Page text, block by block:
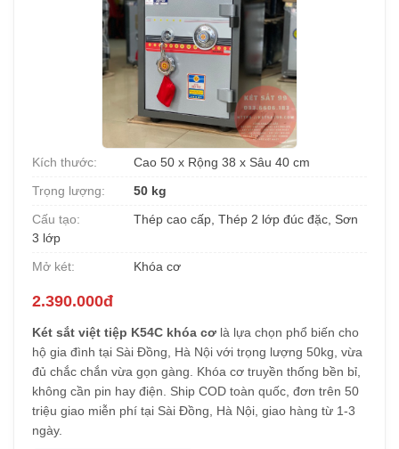
Kích thước:
Cao 50 x Rộng 38 x Sâu 40 cm
Trọng lượng:
50 kg
Cấu tạo:
Thép cao cấp, Thép 2 lớp đúc đặc, Sơn
3 lớp
Mở két:
Khóa cơ
2.390.000đ
Két sắt việt tiệp K54C khóa cơ là lựa chọn phổ biến cho
hộ gia đình tại Sài Đồng, Hà Nội với trọng lượng 50kg, vừa
đủ chắc chắn vừa gọn gàng. Khóa cơ truyền thống bền bỉ,
không cần pin hay điện. Ship COD toàn quốc, đơn trên 50
triệu giao miễn phí tại Sài Đồng, Hà Nội, giao hàng từ 1-3
ngày.